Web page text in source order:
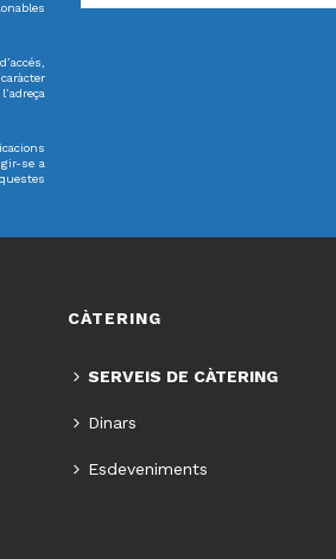
se a
CÀTERING
SERVEIS DE CÀTERING
Dinars
Esdeveniments